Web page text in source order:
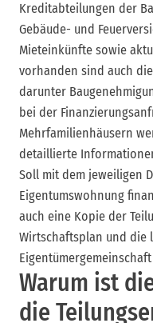
Kreditabteilungen der
Gebäude- und
Mieteinkünfte sowie
vorhanden sind auch
darunter
bei der
Mehrfamilienhäusern
detaillierte
Soll mit dem jeweiligen
Eigentumswohnung
auch eine Kopie der
Wirtschaftsplan und die
Warum ist
die